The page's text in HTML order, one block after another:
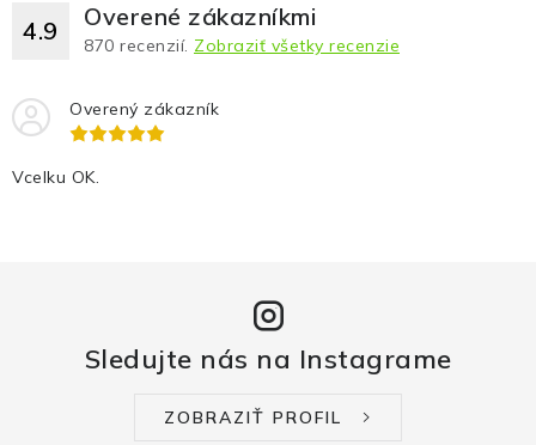
4.9 Overené zákazníkmi
870 recenzií. Zobraziť všetky recenzie
Overený zákazník
Vcelku OK.
Sledujte nás na Instagrame
ZOBRAZIŤ PROFIL